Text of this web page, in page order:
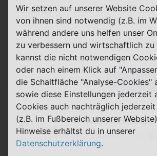
25 GB 5G
50 Mbit/s max.
Telefon-Flat
SMS-Flat
Pro Monat
Einmalig
Durchschnitt
p. Monat
Details Zum
Prepaid Jahrespaket
12 Monate
Wir setzen auf unserer Website
von ihnen sind notwendig (z.B. im
während andere uns helfen unser
zu verbessern und wirtschaftlich zu
kannst die nicht notwendigen
oder nach einem Klick auf
die Schaltfläche "Analyse-Cookies"
sowie diese Einstellungen jederzeit
Cookies auch nachträglich
(z.B. im Fußbereich unserer
Hinweise erhältst du in unserer
Datenschutzerklärung.